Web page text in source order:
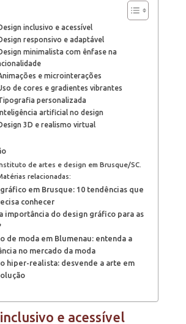
inclusivo e acessível
responsivo e adaptável
minimalista com ênfase na
e microinterações
de cores e gradientes vibrantes
personalizada
artificial no design
3D e realismo virtual
de artes e design em Brusque/SC.
relacionadas:
em Brusque: 10 tendências que
conhecer
importância do design gráfico para as
de moda em Blumenau: entenda a
no mercado da moda
hiper-realista: desvende a arte em
e acessível